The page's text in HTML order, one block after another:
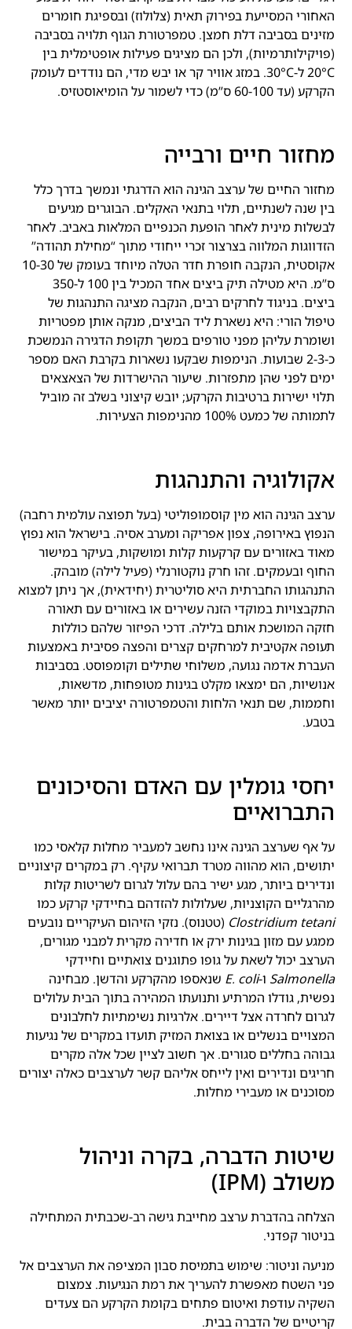
האחורי המסייעת בפירוק תאית (צלולוז) ובספיגת חומרים
מזינים בסביבה דלת חמצן. טמפרטורת הגוף תלויה בסביבה
(פויקילותרמיות), ולכן הם מציגים פעילות אופטימלית בין
20°C ל-30°C. במזג אוויר קר או יבש מדי, הם נודדים לעומק
הקרקע (עד 60-100 ס”מ) כדי לשמור על הומיאוסטזיס.
מחזור חיים ורבייה
מחזור החיים של ערצב הגינה הוא הדרגתי ונמשך בדרך כלל
בין שנה לשנתיים, תלוי בתנאי האקלים. הבוגרים מגיעים
לבשלות מינית לאחר הופעת הכנפיים המלאות באביב. לאחר
הזדווגות המלווה בצרצור זכרי ייחודי מתוך “מחילת תהודה”
אקוסטית, הנקבה חופרת חדר הטלה מיוחד בעומק של 10-30
ס”מ. היא מטילה תיק ביצים אחד המכיל בין 100 ל-350
ביצים. בניגוד לחרקים רבים, הנקבה מציגה התנהגות של
טיפול הורי: היא נשארת ליד הביצים, מנקה אותן מפטריות
ושומרת עליהן מפני טורפים במשך תקופת הדגירה הנמשכת
כ-2-3 שבועות. הנימפות שבקעו נשארות בקרבת האם מספר
ימים לפני שהן מתפזרות. שיעור ההישרדות של הצאצאים
תלוי ישירות ברטיבות הקרקע; יובש קיצוני בשלב זה מוביל
לתמותה של כמעט 100% מהנימפות הצעירות.
אקולוגיה והתנהגות
ערצב הגינה הוא מין קוסמופוליטי (בעל תפוצה עולמית רחבה)
הנפוץ באירופה, צפון אפריקה ומערב אסיה. בישראל הוא נפוץ
מאוד באזורים עם קרקעות קלות ומושקות, בעיקר במישור
החוף ובעמקים. זהו חרק נוקטורנלי (פעיל לילה) מובהק.
התנהגותו החברתית היא סוליטרית (יחידאית), אך ניתן למצוא
התקבצויות במוקדי הזנה עשירים או באזורים עם תאורה
חזקה המושכת אותם בלילה. דרכי הפיזור שלהם כוללות
תעופה אקטיבית למרחקים קצרים והפצה פסיבית באמצעות
העברת אדמה נגועה, משלוחי שתילים וקומפוסט. בסביבות
אנושיות, הם ימצאו מקלט בגינות מטופחות, מדשאות,
וחממות, שם תנאי הלחות והטמפרטורה יציבים יותר מאשר
בטבע.
יחסי גומלין עם האדם והסיכונים
התברואיים
על אף שערצב הגינה אינו נחשב למעביר מחלות קלאסי כמו
יתושים, הוא מהווה מטרד תברואי עקיף. רק במקרים קיצוניים
ונדירים ביותר, מגע ישיר בהם עלול לגרום לשריטות קלות
מהרגליים הקוצניות, שעלולות להזדהם בחיידקי קרקע כמו
Clostridium tetani (טטנוס). נזקי הזיהום העיקריים נובעים
ממגע עם מזון בגינות ירק או חדירה מקרית למבני מגורים,
הערצב יכול לשאת על גופו פתוגנים צואתיים וחיידקי
Salmonella ו-E. coli שנאספו מהקרקע והדשן. מבחינה
נפשית, גודלו המרתיע ותנועתו המהירה בתוך הבית עלולים
לגרום לחרדה אצל דיירים. אלרגיות נשימתיות לחלבונים
המצויים בנשלים או בצואת המזיק תועדו במקרים של נגיעות
גבוהה בחללים סגורים. אך חשוב לציין שכל אלה מקרים
חריגים ונדירים ואין לייחס אליהם קשר לערצבים כאלה יצורים
מסוכנים או מעבירי מחלות.
שיטות הדברה, בקרה וניהול
משולב (IPM)
הצלחה בהדברת ערצב מחייבת גישה רב-שכבתית המתחילה
בניטור קפדני.
מניעה וניטור: שימוש בתמיסת סבון המציפה את הערצבים אל
פני השטח מאפשרת להעריך את רמת הנגיעות. צמצום
השקיה עודפת ואיטום פתחים בקומת הקרקע הם צעדים
קריטיים של הדברה בבית.